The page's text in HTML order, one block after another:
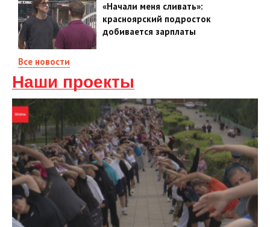
«Начали меня сливать»:
красноярский подросток
добивается зарплаты
Все новости
Наши проекты